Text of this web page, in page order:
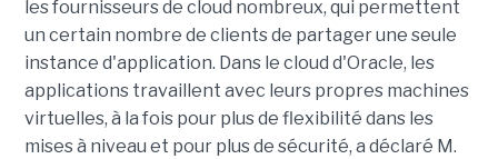
les fournisseurs de cloud nombreux, qui permettent
un certain nombre de clients de partager une seule
instance d'application. Dans le cloud d'Oracle, les
applications travaillent avec leurs propres machines
virtuelles, à la fois pour plus de flexibilité dans les
mises à niveau et pour plus de sécurité, a déclaré M.